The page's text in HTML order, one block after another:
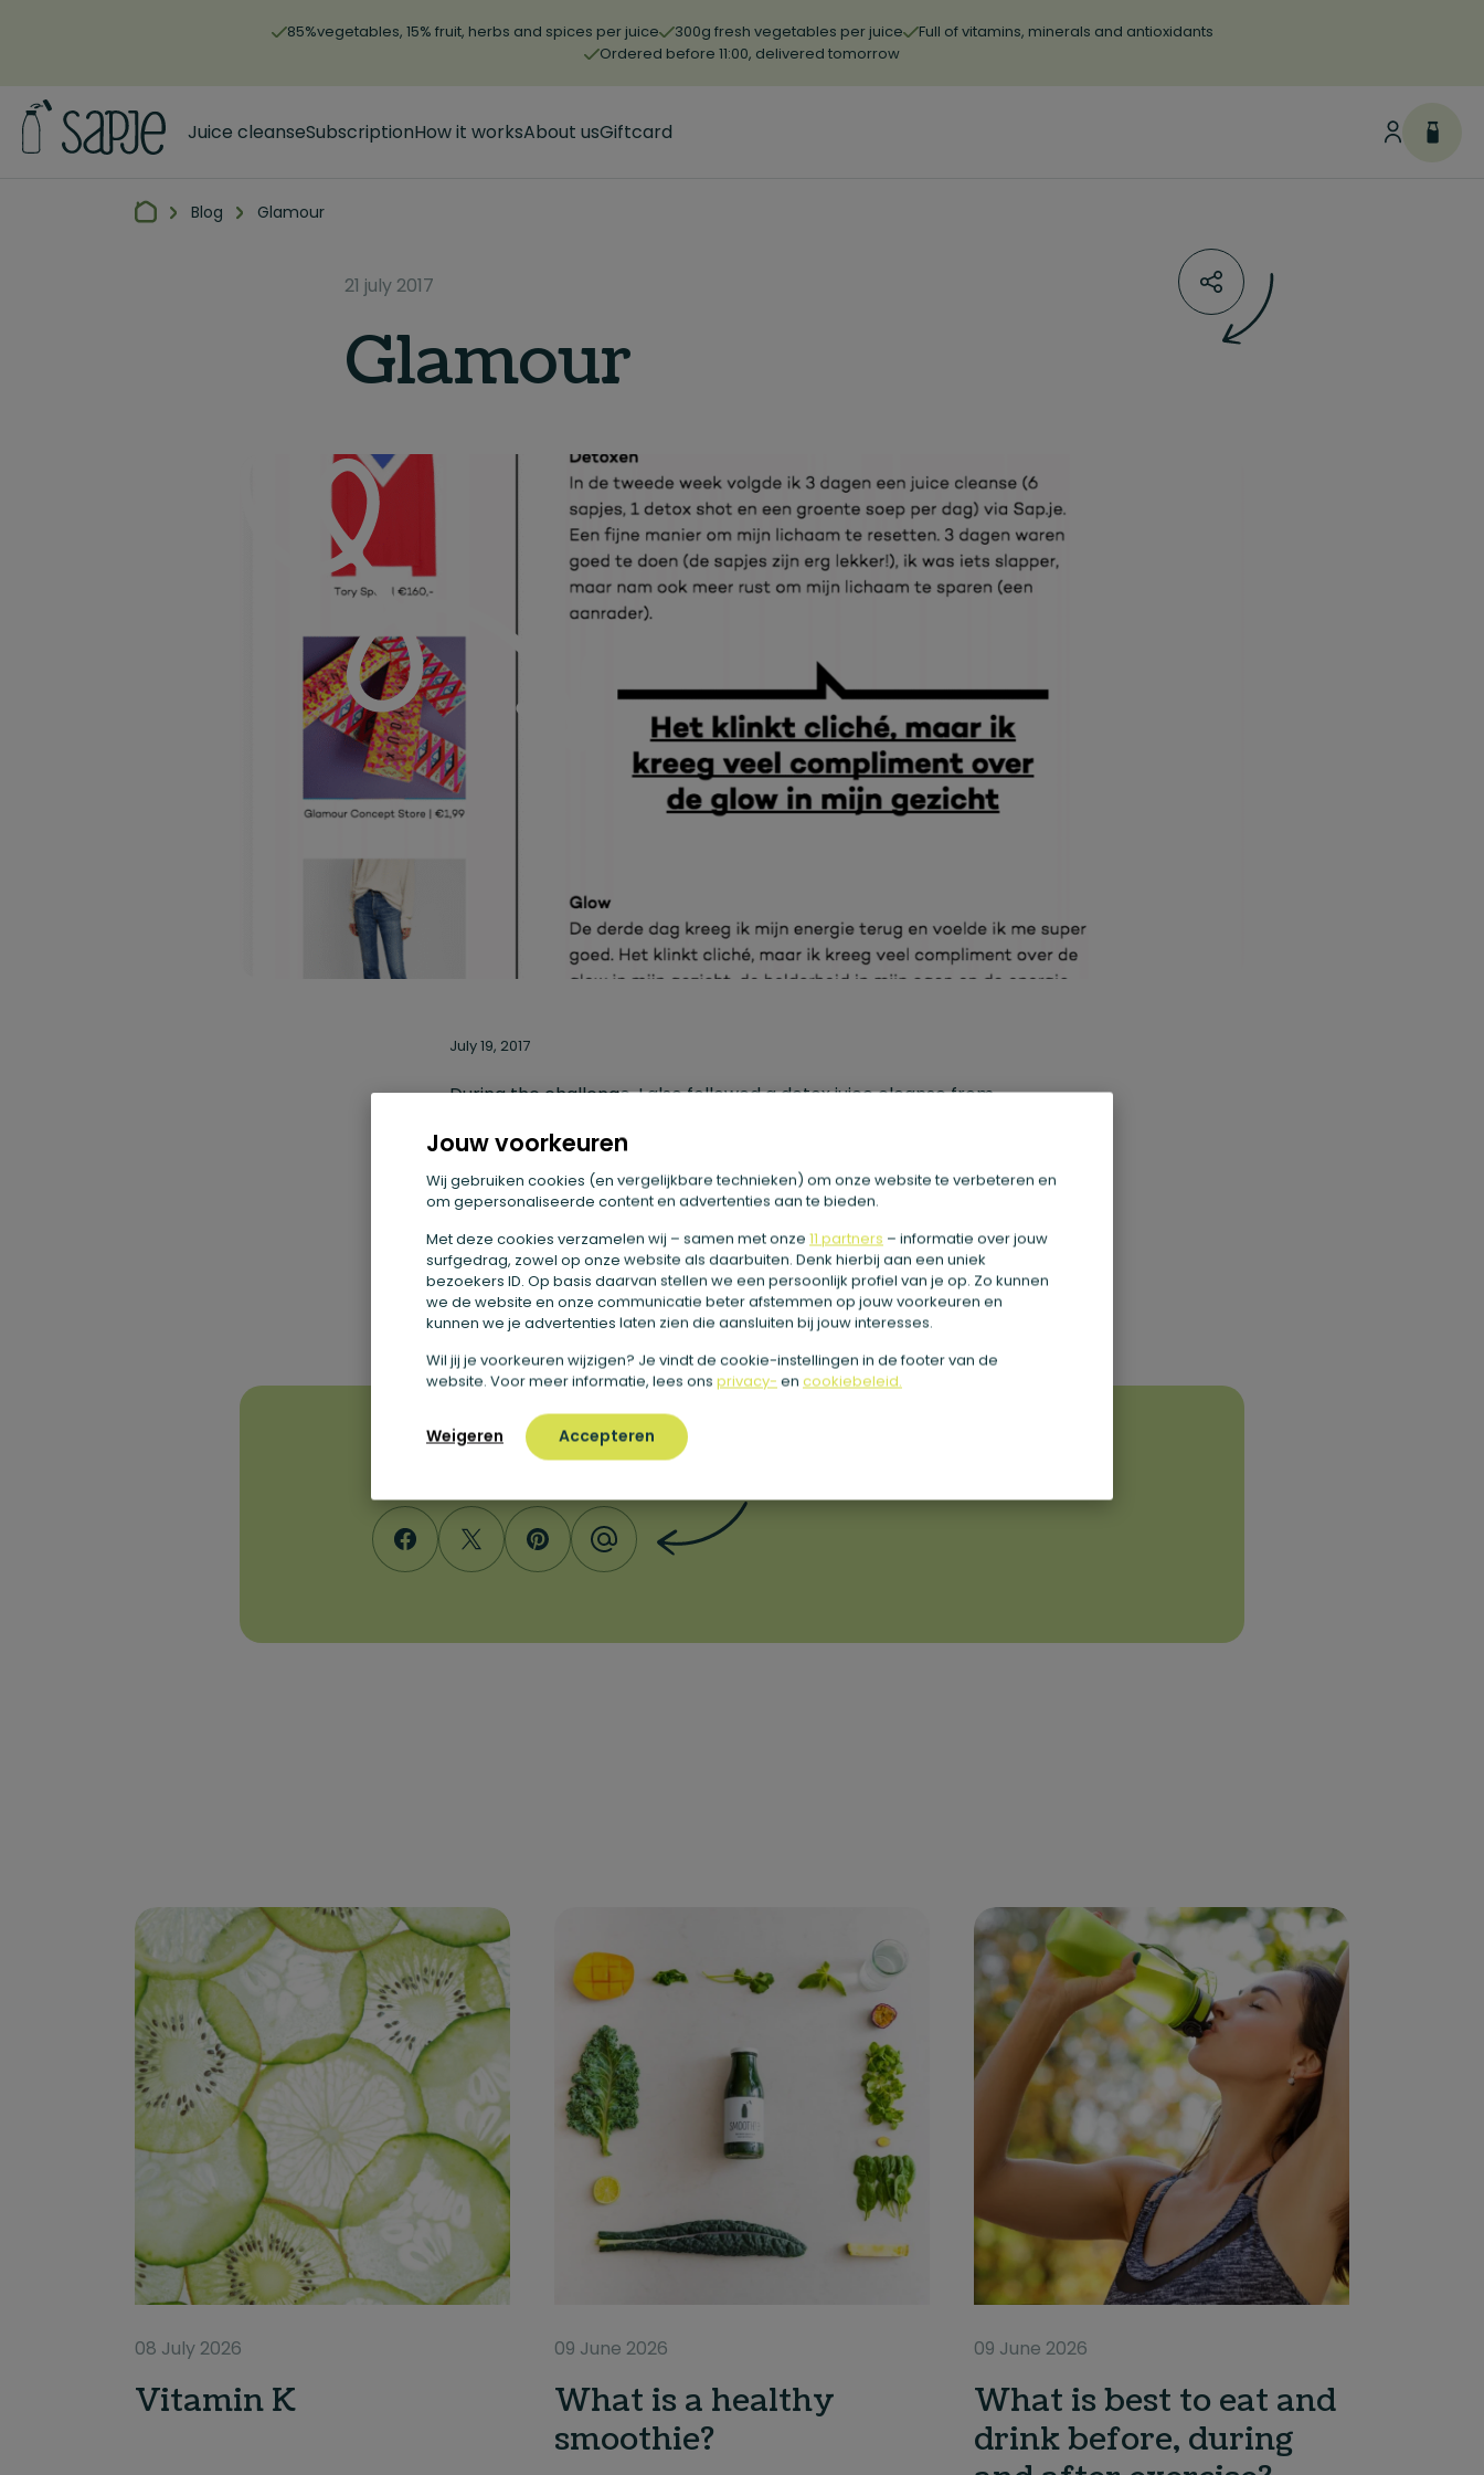
Jouw voorkeuren
Wij gebruiken cookies (en vergelijkbare technieken) om onze website te verbeteren en
om gepersonaliseerde content en advertenties aan te bieden.
Met deze cookies verzamelen wij – samen met onze 11 partners – informatie over jouw
surfgedrag, zowel op onze website als daarbuiten. Denk hierbij aan een uniek
bezoekers ID. Op basis daarvan stellen we een persoonlijk profiel van je op. Zo kunnen
we de website en onze communicatie beter afstemmen op jouw voorkeuren en
kunnen we je advertenties laten zien die aansluiten bij jouw interesses.
Wil jij je voorkeuren wijzigen? Je vindt de cookie-instellingen in de footer van de
website. Voor meer informatie, lees ons privacy- en cookiebeleid.
Weigeren Accepteren
85%vegetables, 15% fruit, herbs and spices per juice 300g fresh vegetables per juice
Full of vitamins, minerals and antioxidants
Ordered before 11:00, delivered tomorrow
Juice cleanseSubscriptionHow it worksAbout usGiftcard
Blog Glamour
21 july 2017
Glamour
July 19, 2017
During the challenge, I also followed adetoxjuice cleanse from
Sap.je for three days. The first day went very well and I was not
hungry. However, I do notice that at the end of the day I was no
longer sharp. On day 2, I realize how much chocolate I eat. It’s
really kicking off the sugar. I had a headache and felt weak, but
slept very deeply, By day 3 I felt light, energetic and proud of
myself.
Share this blog with your friends
08 July 2026
Vitamin K
09 June 2026
What is a healthy
smoothie?
09 June 2026
What is best to eat and
drink before, during